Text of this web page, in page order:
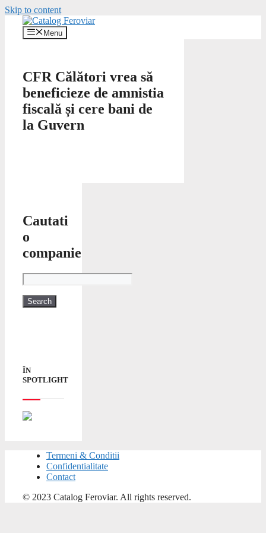
Skip to content
Menu
CFR Călători vrea să
beneficieze de amnistia
fiscală și cere bani de
la Guvern
Cautati
o
companie
ÎN
SPOTLIGHT
Termeni & Conditii
Confidentialitate
Contact
© 2023 Catalog Feroviar. All rights reserved.